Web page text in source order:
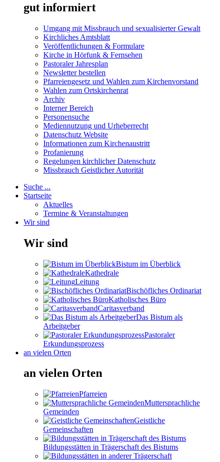
gut informiert
Umgang mit Missbrauch und sexualisierter Gewalt
Kirchliches Amtsblatt
Veröffentlichungen & Formulare
Kirche in Hörfunk & Fernsehen
Pastoraler Jahresplan
Newsletter bestellen
Pfarreiengesetz und Wahlen zum Kirchenvorstand
Wahlen zum Ortskirchenrat
Archiv
Interner Bereich
Personensuche
Mediennutzung und Urheberrecht
Datenschutz Website
Informationen zum Kirchenaustritt
Profanierung
Regelungen kirchlicher Datenschutz
Missbrauch Geistlicher Autorität
Suche ...
Startseite
Aktuelles
Termine & Veranstaltungen
Wir sind
Wir sind
Bistum im Überblick
Kathedrale
Leitung
Bischöfliches Ordinariat
Katholisches Büro
Caritasverband
Das Bistum als
Arbeitgeber
Pastoraler
Erkundungsprozess
an vielen Orten
an vielen Orten
Pfarreien
Muttersprachliche
Gemeinden
Geistliche
Gemeinschaften
Bildungsstätten in Trägerschaft des Bistums